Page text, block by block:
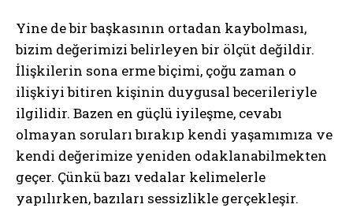
Yine de bir başkasının ortadan kaybolması,
bizim değerimizi belirleyen bir ölçüt değildir.
İlişkilerin sona erme biçimi, çoğu zaman o
ilişkiyi bitiren kişinin duygusal becerileriyle
ilgilidir. Bazen en güçlü iyileşme, cevabı
olmayan soruları bırakıp kendi yaşamımıza ve
kendi değerimize yeniden odaklanabilmekten
geçer. Çünkü bazı vedalar kelimelerle
yapılırken, bazıları sessizlikle gerçekleşir.